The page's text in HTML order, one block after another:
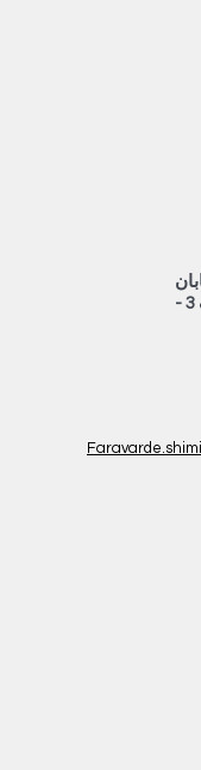
گلبرگ - کوچه گلبرگ 3 -